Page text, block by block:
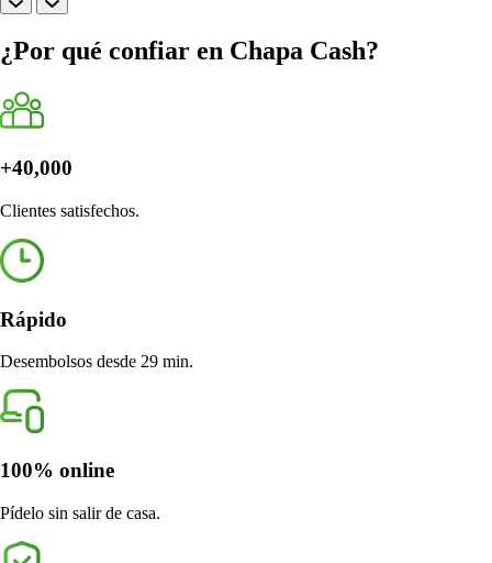
¿Por qué confiar en Chapa Cash?
+40,000
Clientes satisfechos.
Rápido
Desembolsos desde 29 min.
100% online
Pídelo sin salir de casa.